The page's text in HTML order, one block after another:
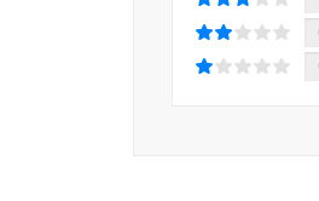
풍성하게 만드는데,
실종되어버린 것처럼
『그레이트 서클』
현란함과 대담함이
정교하게 구성되고